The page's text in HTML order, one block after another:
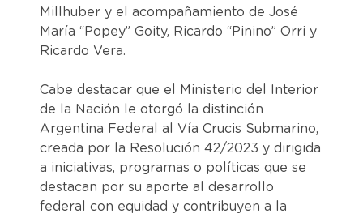
Millhuber y el acompañamiento de José
María “Popey” Goity, Ricardo “Pinino” Orri y
Ricardo Vera.
Cabe destacar que el Ministerio del Interior
de la Nación le otorgó la distinción
Argentina Federal al Vía Crucis Submarino,
creada por la Resolución 42/2023 y dirigida
a iniciativas, programas o políticas que se
destacan por su aporte al desarrollo
federal con equidad y contribuyen a la